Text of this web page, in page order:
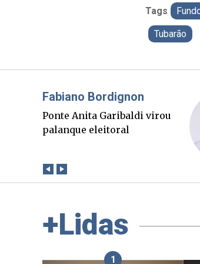
Tags
Tubarão
Misael Elias
O Boato corre mais rápido
que a verdade. Mas quem
+Lidas
1